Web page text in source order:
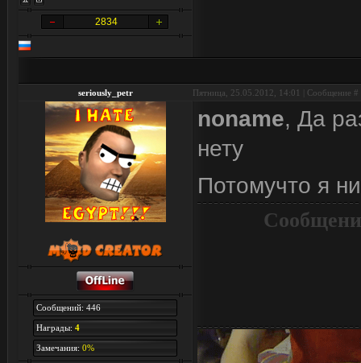
2834
seriously_petr Пятница, 25.05.2012, 14:01 | Сообщение #
Сообщений: 446
Награды: 4
Замечания: 0%
noname, Да
нету
Потомучто я